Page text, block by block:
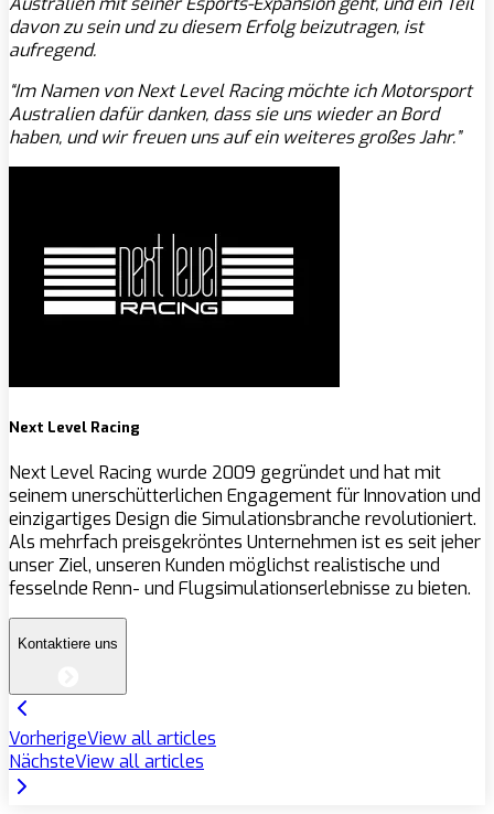
davon zu sein und zu diesem Erfolg beizutragen, ist
aufregend.
“Im Namen von Next Level Racing möchte ich Motorsport
Australien dafür danken, dass sie uns wieder an Bord
haben, und wir freuen uns auf ein weiteres großes Jahr.”
Next Level Racing
Next Level Racing wurde 2009 gegründet und hat mit
seinem unerschütterlichen Engagement für Innovation und
einzigartiges Design die Simulationsbranche revolutioniert.
Als mehrfach preisgekröntes Unternehmen ist es seit jeher
unser Ziel, unseren Kunden möglichst realistische und
fesselnde Renn- und Flugsimulationserlebnisse zu bieten.
Kontaktiere uns
VorherigeView all articles
NächsteView all articles